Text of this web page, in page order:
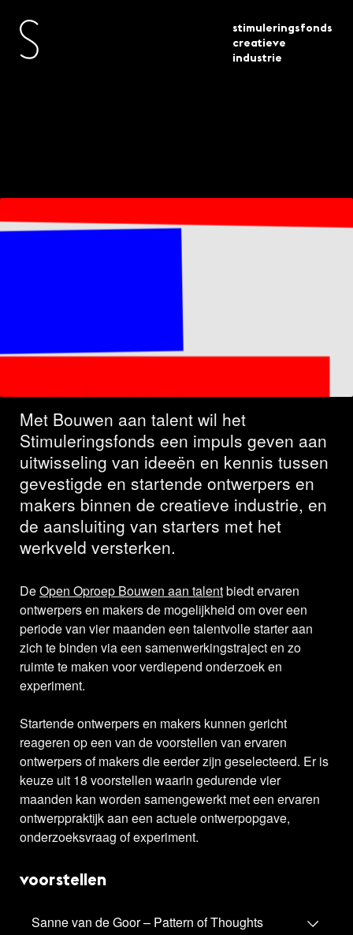
stimuleringsfonds
creatieve
industrie
actueel nieuws open oproep bouwen aan talent 18
voorstellen
Open Oproep
Bouwen aan talent –
Met Bouwen aan talent wil het
Stimuleringsfonds een impuls geven aan
uitwisseling van ideeën en kennis tussen
gevestigde en startende ontwerpers en
makers binnen de creatieve industrie, en
de aansluiting van starters met het
werkveld versterken.
DeOpen Oproep Bouwen aan talentbiedt ervaren
ontwerpers en makers de mogelijkheid om over een
periode van vier maanden een talentvolle starter aan
zich te binden via een samenwerkingstraject en zo
ruimte te maken voor verdiepend onderzoek en
experiment.
Startende ontwerpers en makers kunnen gericht
reageren op een van de voorstellen van ervaren
ontwerpers of makers die eerder zijn geselecteerd. Er is
keuze uit 18 voorstellen waarin gedurende vier
maanden kan worden samengewerkt met een ervaren
ontwerppraktijk aan een actuele ontwerpopgave,
onderzoeksvraag of experiment.
voorstellen
Sanne van de Goor – Pattern of Thoughts